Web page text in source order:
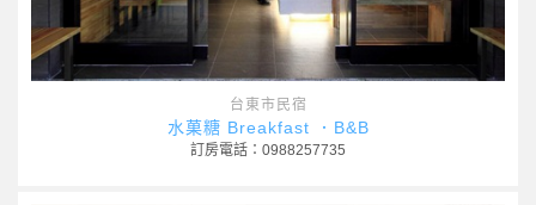
台東市民宿
水菓糖 Breakfast ．B&B
訂房電話：0988257735